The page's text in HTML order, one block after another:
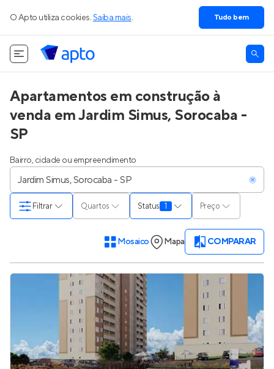
O Apto utiliza cookies. Saiba mais. Tudo bem
Apartamentos em construção à
venda em Jardim Simus, Sorocaba -
SP
Bairro, cidade ou empreendimento
Quartos Status 1 Preço
Filtrar
Mosaico Mapa COMPARAR